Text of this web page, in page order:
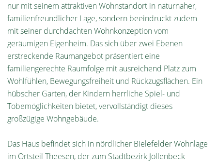
nur mit seinem attraktiven Wohnstandort in naturnaher,
familienfreundlicher Lage, sondern beeindruckt zudem
mit seiner durchdachten Wohnkonzeption vom
geräumigen Eigenheim. Das sich über zwei Ebenen
erstreckende Raumangebot präsentiert eine
familiengerechte Raumfolge mit ausreichend Platz zum
Wohlfühlen, Bewegungsfreiheit und Rückzugsflächen. Ein
hübscher Garten, der Kindern herrliche Spiel- und
Tobemöglichkeiten bietet, vervollständigt dieses
großzügige Wohngebäude.
Das Haus befindet sich in nördlicher Bielefelder Wohnlage
im Ortsteil Theesen, der zum Stadtbezirk Jöllenbeck